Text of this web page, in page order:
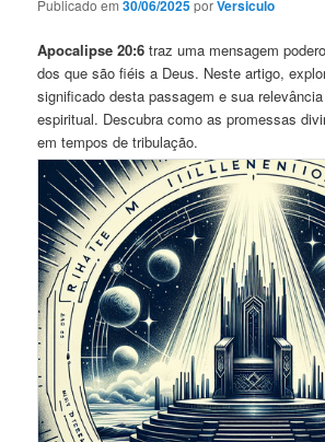
Publicado em30/06/2025porVersiculo
Apocalipse 20:6 traz uma mensagem
dos que são fiéis a Deus. Neste artigo,
significado desta passagem e sua
espiritual. Descubra como as promessas
em tempos de tribulação.